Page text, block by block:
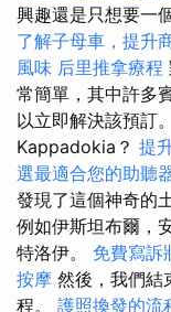
興趣還是只想要一
了解子母車，提升
風味 后里推拿療程
常簡單，其中許多
以立即解決該預訂
Kappadokia？ 提
選最適合您的助聽
發現了這個神奇的
例如伊斯坦布爾，
特洛伊。 免費寫訴
按摩 然後，我們結
程。 護照換發的流